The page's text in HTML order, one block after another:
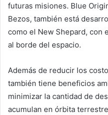
futuras misiones. Blue
Bezos, también está
como el New Shepard, con
al borde del espacio.
Además de reducir los
también tiene beneficios
minimizar la cantidad de
acumulan en órbita